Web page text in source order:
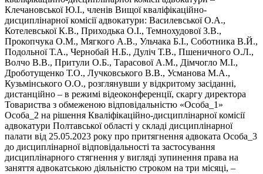
Клечановської Ю.І., членів Вищої кваліфікаційно-
дисциплінарної комісії адвокатури: Василевської О.А.,
Котелевської К.В., Приходька О.І., Темнохудової З.В.,
Прокопчука О.М., Мягкого А.В., Ульчака Б.І., Соботника В.Й.,
Подольної Т.А., Чернобай Н.Б., Дуліч Т.В., Пшеничного О.Л.,
Волчо В.В., Притули О.Б., Тарасової А.М., Дімчогло М.І.,
Дроботущенко Т.О., Лучковського В.В., Усманова М.А.,
Кузьмінського О.О., розглянувши у відкритому засіданні,
дистанційно – в режимі відеоконференції, скаргу директора
Товариства з обмеженою відповідальністю «Особа_1»
Особа_2 на рішення Кваліфікаційно-дисциплінарної комісії
адвокатури Полтавської області у складі дисциплінарної
палати від 25.05.2023 року про притягнення адвоката Особа_3
до дисциплінарної відповідальності та застосування
дисциплінарного стягнення у вигляді зупинення права на
заняття адвокатською діяльністю строком на три місяці, –